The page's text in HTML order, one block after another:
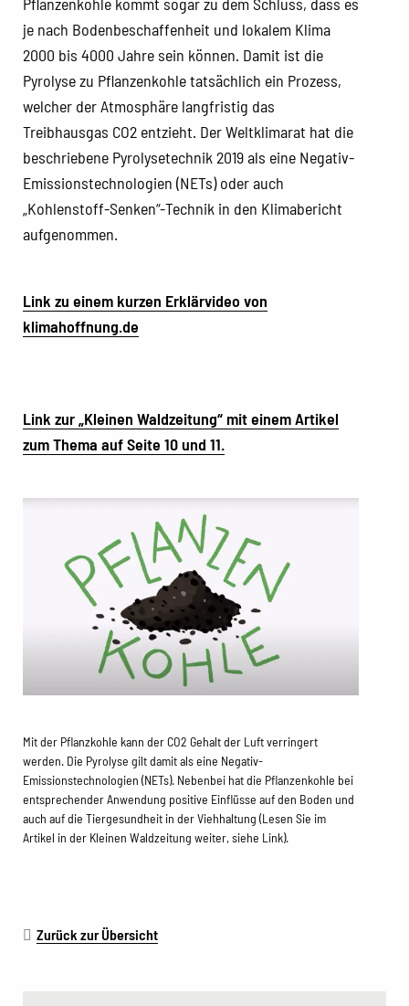
je nach Bodenbeschaffenheit und lokalem Klima
2000 bis 4000 Jahre sein können. Damit ist die
Pyrolyse zu Pflanzenkohle tatsächlich ein Prozess,
welcher der Atmosphäre langfristig das
Treibhausgas CO2 entzieht. Der Weltklimarat hat die
beschriebene Pyrolysetechnik 2019 als eine Negativ-
Emissionstechnologien (NETs) oder auch
„Kohlenstoff-Senken“-Technik in den Klimabericht
aufgenommen.
Link zu einem kurzen Erklärvideo von
klimahoffnung.de
Link zur „Kleinen Waldzeitung“ mit einem Artikel
zum Thema auf Seite 10 und 11.
Mit der Pflanzkohle kann der CO2 Gehalt der Luft verringert
werden. Die Pyrolyse gilt damit als eine Negativ-
Emissionstechnologien (NETs). Nebenbei hat die Pflanzenkohle bei
entsprechender Anwendung positive Einflüsse auf den Boden und
auch auf die Tiergesundheit in der Viehhaltung (Lesen Sie im
Artikel in der Kleinen Waldzeitung weiter, siehe Link).
Zurück zur Übersicht